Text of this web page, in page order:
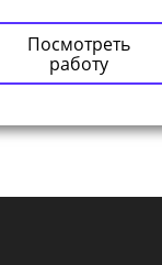
Посмотреть
работу